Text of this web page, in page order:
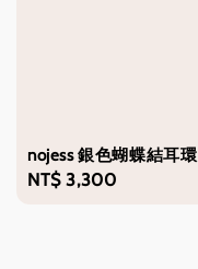
nojess 銀色蝴蝶結耳環
Regular
NT$ 3,300